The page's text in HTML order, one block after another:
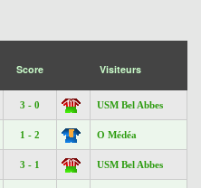
Score Visiteurs
3 - 0 USM Bel Abbes
1 - 2 O Médéa
3 - 1 USM Bel Abbes